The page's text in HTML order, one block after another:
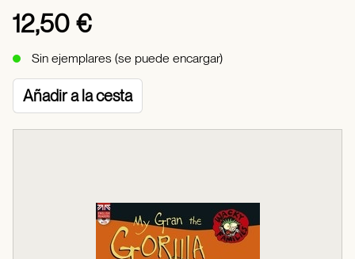
12,50 €
Sin ejemplares (se puede encargar)
Añadir a la cesta